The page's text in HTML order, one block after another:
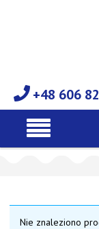
+48 606
Nie znaleziono